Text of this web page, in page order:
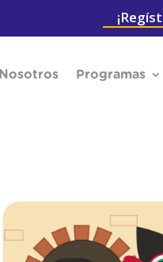
Nosotros Programas